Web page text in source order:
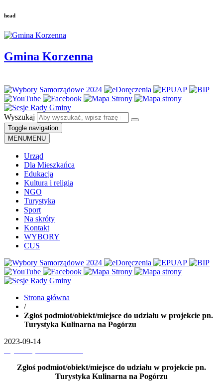
head
Gmina Korzenna
Wyszukaj
Toggle navigation
MENUMENU
Urząd
Dla Mieszkańca
Edukacja
Kultura i religia
NGO
Turystyka
Sport
Na skróty
Kontakt
WYBORY
CUS
Strona główna
/
Zgłoś podmiot/obiekt/miejsce do udziału w projekcie pn.
Turystyka Kulinarna na Pogórzu
2023-09-14
Zgłoś podmiot/obiekt/miejsce do udziału w projekcie pn.
Turystyka Kulinarna na Pogórzu